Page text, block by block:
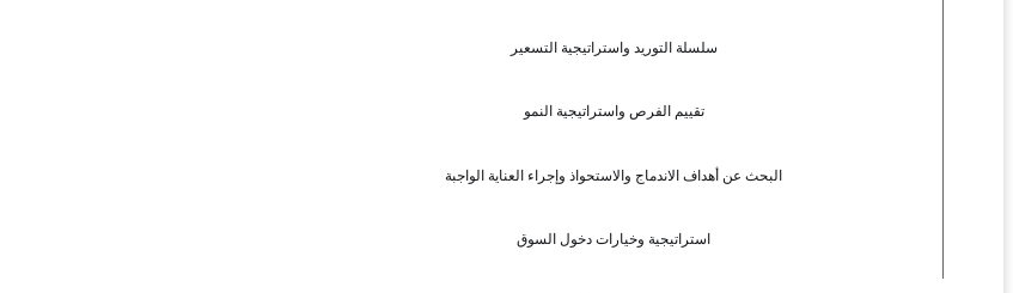
سلسلة التوريد واستراتيجية التسعير
تقييم الفرص واستراتيجية النمو
البحث عن أهداف الاندماج والاستحواذ وإجراء العناية الواجبة
استراتيجية وخيارات دخول السوق